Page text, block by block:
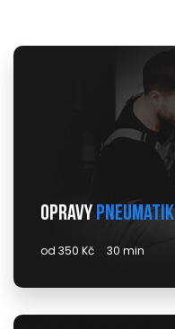
Opravy pneumatik
od 350 Kč 30 min